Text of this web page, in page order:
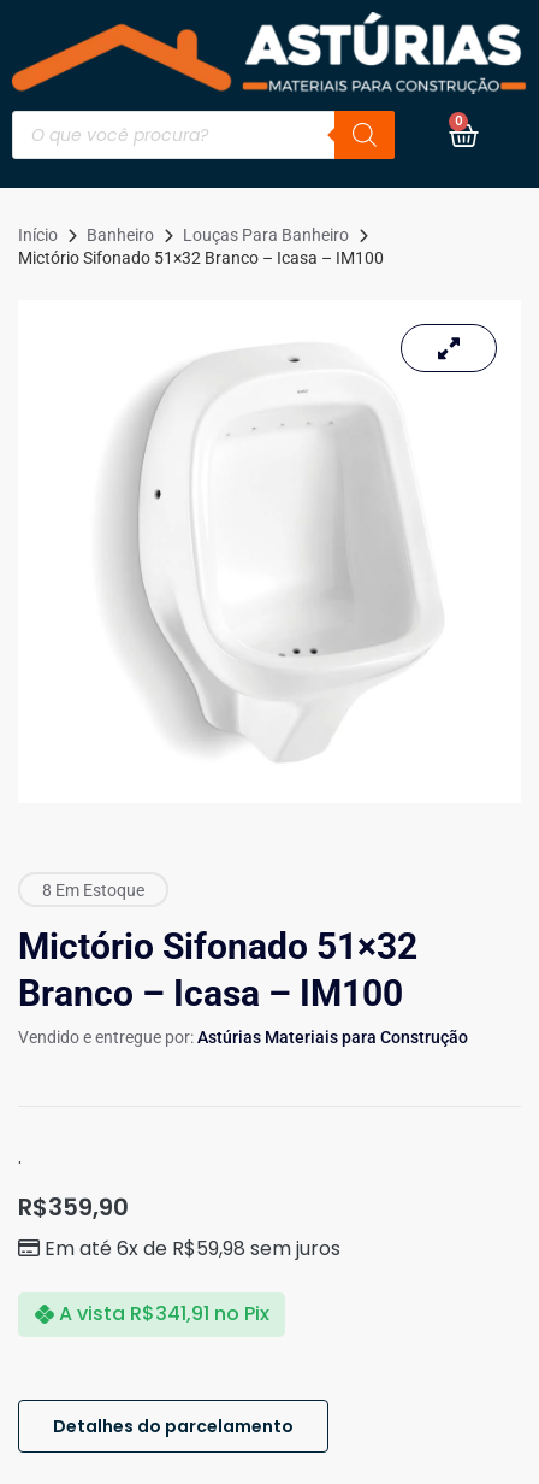
0
Início Banheiro
Louças Para Banheiro
Mictório Sifonado 51×32 Branco – Icasa – IM100
8 Em Estoque
Mictório Sifonado 51×32
Branco – Icasa – IM100
Vendido e entregue por:Astúrias Materiais para Construção
.
R$359,90
Em até 6x de R$59,98 sem juros
A vista R$341,91 no Pix
Detalhes do parcelamento